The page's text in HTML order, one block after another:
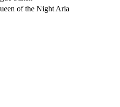
of the Night Aria